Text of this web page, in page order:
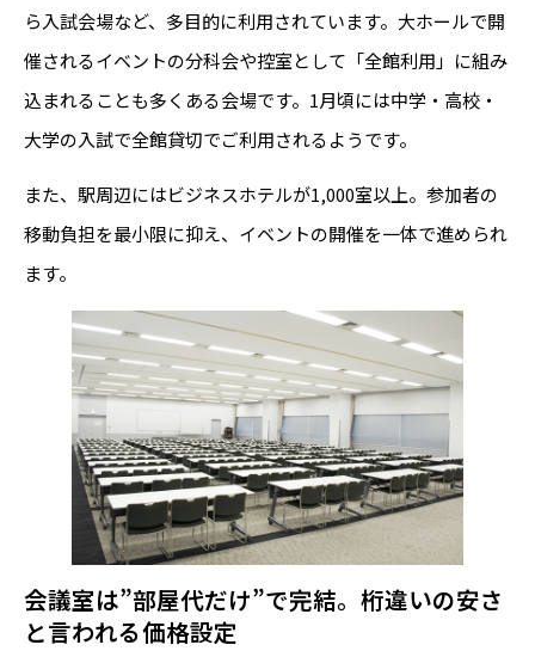
ら入試会場など、多目的に利用されています。大ホールで開
催されるイベントの分科会や控室として「全館利用」に組み
込まれることも多くある会場です。1月頃には中学・高校・
大学の入試で全館貸切でご利用されるようです。
また、駅周辺にはビジネスホテルが1,000室以上。参加者の
移動負担を最小限に抑え、イベントの開催を一体で進められ
ます。
会議室は”部屋代だけ”で完結。桁違いの安さ
と言われる価格設定